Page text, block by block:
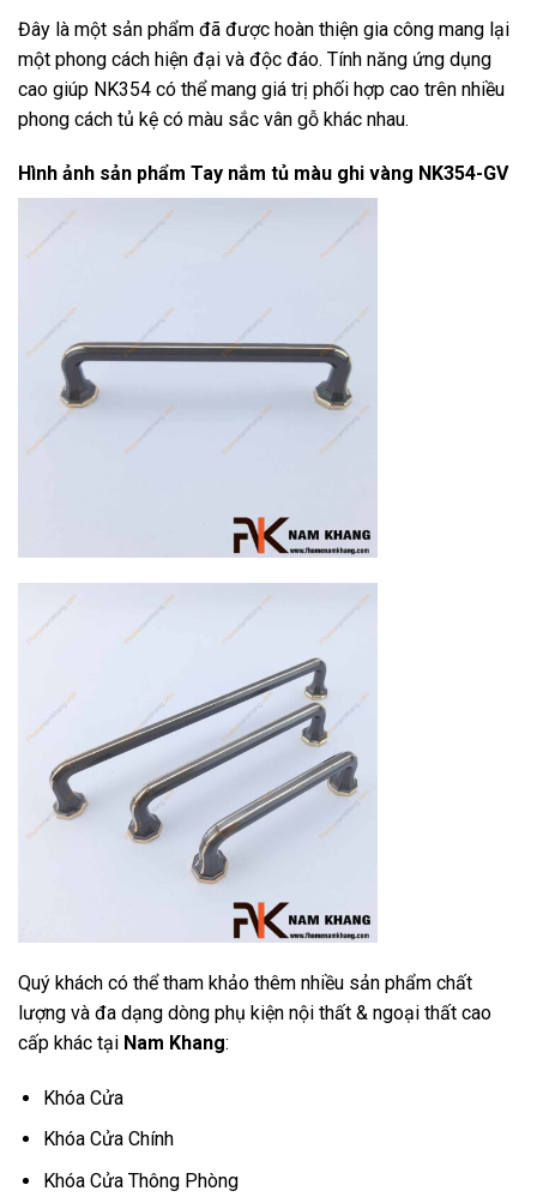
Đây là một sản phẩm đã được hoàn thiện gia công mang lại
một phong cách hiện đại và độc đáo. Tính năng ứng dụng
cao giúp NK354 có thể mang giá trị phối hợp cao trên nhiều
phong cách tủ kệ có màu sắc vân gỗ khác nhau.
Hình ảnh sản phẩm Tay nắm tủ màu ghi vàng NK354-GV
Quý khách có thể tham khảo thêm nhiều sản phẩm chất
lượng và đa dạng dòng phụ kiện nội thất & ngoại thất cao
cấp khác tại Nam Khang:
Khóa Cửa
Khóa Cửa Chính
Khóa Cửa Thông Phòng